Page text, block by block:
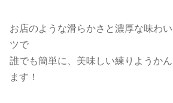
お店のような滑らかさと濃厚な味わ
ツで
誰でも簡単に、美味しい練りようか
ます！